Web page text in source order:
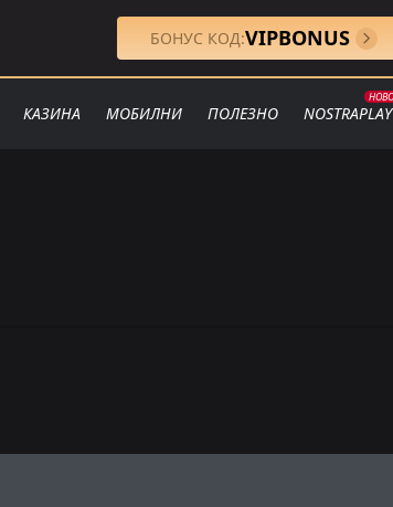
БОНУС КОД:VIPBONUS
КАЗИНА МОБИЛНИ ПОЛЕЗНО NOSTRAPLAY